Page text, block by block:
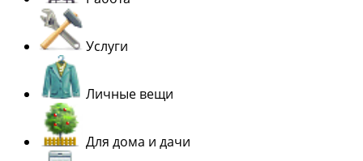
Услуги
Личные вещи
Для дома и дачи